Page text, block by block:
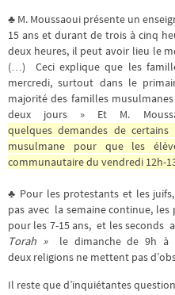
♣ M. Moussaoui présente un
15 ans et durant de trois à cinq
deux heures, il peut avoir lieu le
(…) Ceci explique que les
mercredi, surtout dans le
majorité des familles
deux jours » Et M.
quelques demandes de certains
musulmane pour que les
communautaire du vendredi 12h-
♣ Pour les protestants et les juifs,
pas avec la semaine continue, les
pour les 7-15 ans, et les seconds
Torah »le dimanche de 9h à
deux religions ne mettent pas
Il reste que d’inquiétantes